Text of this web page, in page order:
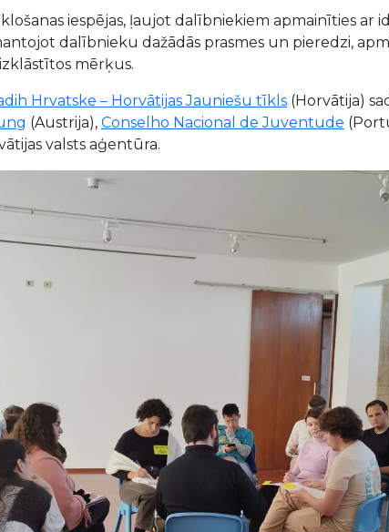
iespējas, ļaujot dalībniekiem apmainīties ar
dalībnieku dažādās prasmes un pieredzi,
mērķus.
Hrvatske – Horvātijas Jauniešu tīkls (Horvātija)
(Austrija), Conselho Nacional de Juventude
valsts aģentūra.